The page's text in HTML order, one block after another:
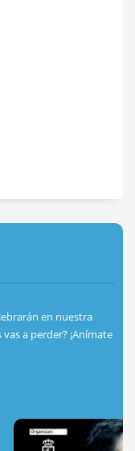
en nuestra
a perder? ¡Anímate